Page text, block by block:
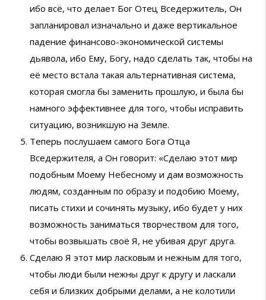
ибо всё, что делает Бог Отец Вседержитель, Он
запланировал изначально и даже вертикальное
падение финансово-экономической системы
дьявола, ибо Ему, Богу, надо сделать так, чтобы на
её место встала такая альтернативная система,
которая смогла бы заменить прошлую, и была бы
намного эффективнее для того, чтобы исправить
ситуацию, возникшую на Земле.
Теперь послушаем самого Бога Отца
Вседержителя, а Он говорит: «Сделаю этот мир
подобным Моему Небесному и дам возможность
людям, созданным по образу и подобию Моему,
писать стихи и сочинять музыку, ибо будет у них
возможность заниматься творчеством для того,
чтобы возвышать своё Я, не убивая друг друга.
Сделаю Я этот мир ласковым и нежным для того,
чтобы люди были нежны друг к другу и ласкали
себя и близких добрыми делами, а не колотили